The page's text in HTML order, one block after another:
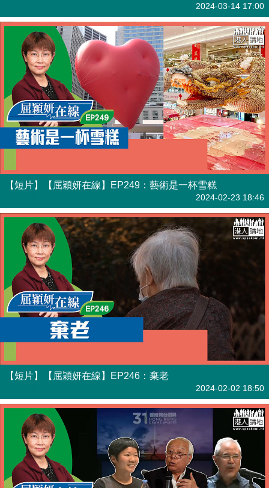
2024-03-14 17:00
【短片】【屈穎妍在線】EP249：藝術是一杯雪糕
2024-02-23 18:46
【短片】【屈穎妍在線】EP246：棄老
2024-02-02 18:50